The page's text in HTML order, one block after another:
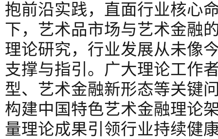
抱前沿实践，直面行业核心
下，艺术品市场与艺术金融
理论研究，行业发展从未像
支撑与指引。广大理论工作
型、艺术金融新形态等关键
构建中国特色艺术金融理论
量理论成果引领行业持续健